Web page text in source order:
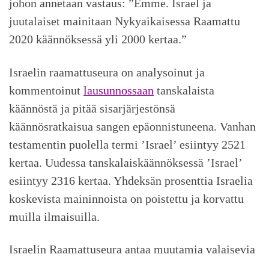
johon annetaan vastaus: ”Emme. Israel ja
juutalaiset mainitaan Nykyaikaisessa Raamattu
2020 käännöksessä yli 2000 kertaa.”
Israelin raamattuseura on analysoinut ja
kommentoinut lausunnossaan tanskalaista
käännöstä ja pitää sisarjärjestönsä
käännösratkaisua sangen epäonnistuneena. Vanhan
testamentin puolella termi ’Israel’ esiintyy 2521
kertaa. Uudessa tanskalaiskäännöksessä ’Israel’
esiintyy 2316 kertaa. Yhdeksän prosenttia Israelia
koskevista maininnoista on poistettu ja korvattu
muilla ilmaisuilla.
Israelin Raamattuseura antaa muutamia valaisevia